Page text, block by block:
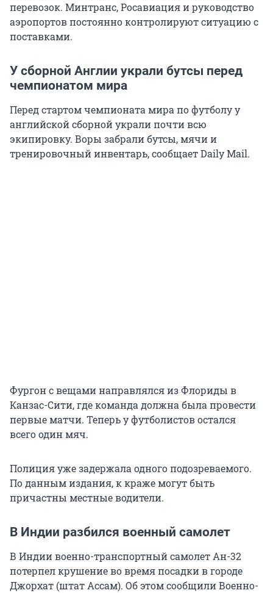
перевозок. Минтранс, Росавиация и руководство
аэропортов постоянно контролируют ситуацию с
поставками.
У сборной Англии украли бутсы перед
чемпионатом мира
Перед стартом чемпионата мира по футболу у
английской сборной украли почти всю
экипировку. Воры забрали бутсы, мячи и
тренировочный инвентарь, сообщает Daily Mail.
Фургон с вещами направлялся из Флориды в
Канзас-Сити, где команда должна была провести
первые матчи. Теперь у футболистов остался
всего один мяч.
Полиция уже задержала одного подозреваемого.
По данным издания, к краже могут быть
причастны местные водители.
В Индии разбился военный самолет
В Индии военно-транспортный самолет Ан-32
потерпел крушение во время посадки в городе
Джорхат (штат Ассам). Об этом сообщили Военно-